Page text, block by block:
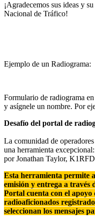
¡Agradecemos sus ideas y
Nacional de Tráfico!
Ejemplo de un Radiograma:
Formulario de radiograma
y asígnele un nombre. Por
Desafío del portal de
La comunidad de
una herramienta
por Jonathan Taylor,
Esta herramienta permite
emisión y entrega a través
Portal cuenta con el
radioaficionados
seleccionan los mensajes